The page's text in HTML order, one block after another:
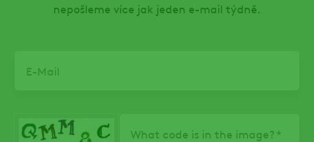
nepošleme více jak jeden e-mail týdně.
What code is in the image?